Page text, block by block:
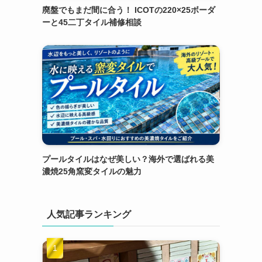
廃盤でもまだ間に合う！ ICOTの220×25ボーダ
ーと45二丁タイル補修相談
プールタイルはなぜ美しい？海外で選ばれる美
濃焼25角窯変タイルの魅力
人気記事ランキング